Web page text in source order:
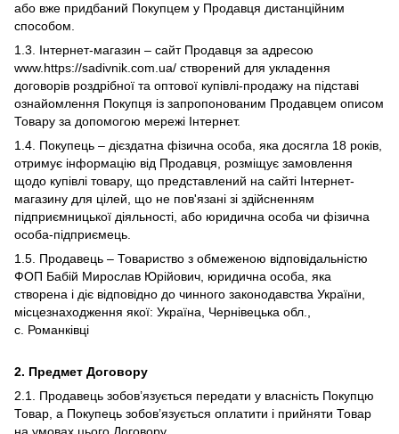
або вже придбаний Покупцем у Продавця дистанційним
способом.
1.3. Інтернет-магазин – сайт Продавця за адресою
www.https://sadivnik.com.ua/ створений для укладення
договорів роздрібної та оптової купівлі-продажу на підставі
ознайомлення Покупця із запропонованим Продавцем описом
Товару за допомогою мережі Інтернет.
1.4. Покупець – дієздатна фізична особа, яка досягла 18 років,
отримує інформацію від Продавця, розміщує замовлення
щодо купівлі товару, що представлений на сайті Інтернет-
магазину для цілей, що не пов'язані зі здійсненням
підприємницької діяльності, або юридична особа чи фізична
особа-підприємець.
1.5. Продавець – Товариство з обмеженою відповідальністю
ФОП Бабій Мирослав Юрійович, юридична особа, яка
створена і діє відповідно до чинного законодавства України,
місцезнаходження якої: Україна, Чернівецька обл.,
с. Романківці
2. Предмет Договору
2.1. Продавець зобов’язується передати у власність Покупцю
Товар, а Покупець зобов’язується оплатити і прийняти Товар